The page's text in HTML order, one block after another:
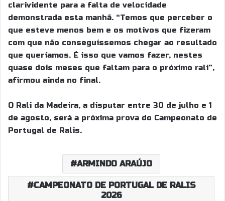
clarividente para a falta de velocidade
demonstrada esta manhã. “Temos que perceber o
que esteve menos bem e os motivos que fizeram
com que não conseguíssemos chegar ao resultado
que queríamos. É isso que vamos fazer, nestes
quase dois meses que faltam para o próximo rali”,
afirmou ainda no final.
O Rali da Madeira, a disputar entre 30 de julho e 1
de agosto, será a próxima prova do Campeonato de
Portugal de Ralis.
ARMINDO ARAÚJO
CAMPEONATO DE PORTUGAL DE RALIS
2026